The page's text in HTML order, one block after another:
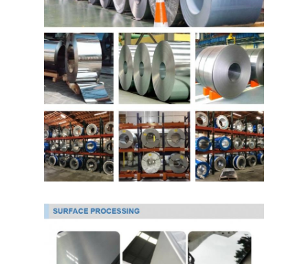
الصفحة الرئيسية
المنتجات
مقاطع فيديو
حولنا
جولة في المصنع
مراقبة الجودة
أخبار